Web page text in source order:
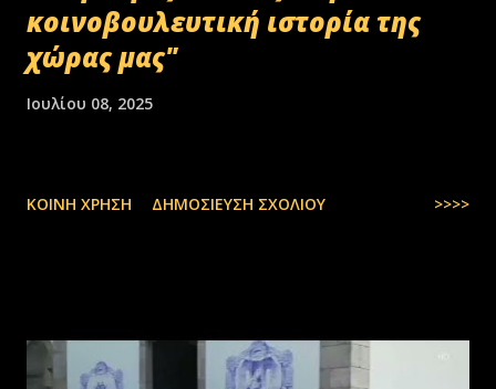
κοινοβουλευτική ιστορία της
χώρας μας"
Ιουλίου 08, 2025
ΚΟΙΝΉ ΧΡΉΣΗ ΔΗΜΟΣΊΕΥΣΗ ΣΧΟΛΊΟΥ >>>>